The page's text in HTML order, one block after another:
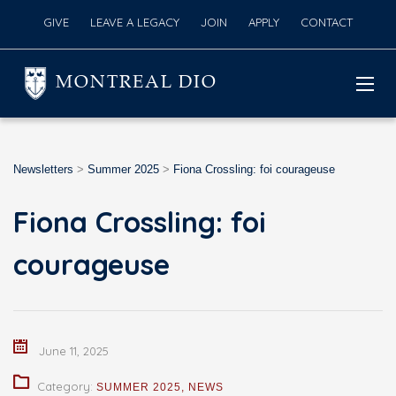
GIVE LEAVE A LEGACY JOIN APPLY CONTACT
MONTREAL DIO
Newsletters > Summer 2025 > Fiona Crossling: foi courageuse
Fiona Crossling: foi
courageuse
June 11, 2025
Category: SUMMER 2025, NEWS